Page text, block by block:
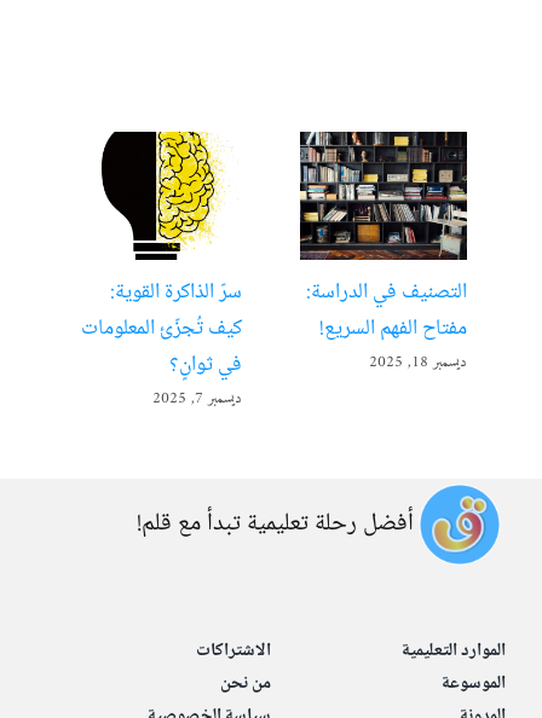
التصنيف في الدراسة:
مفتاح الفهم السريع!
ديسمبر 18, 2025
سرّ الذاكرة القوية:
كيف تُجزّئ المعلومات
في ثوانٍ؟
ديسمبر 7, 2025
أفضل رحلة تعليمية تبدأ مع قلم!
الموارد التعليمية
الموسوعة
الاشتراكات
من نحن